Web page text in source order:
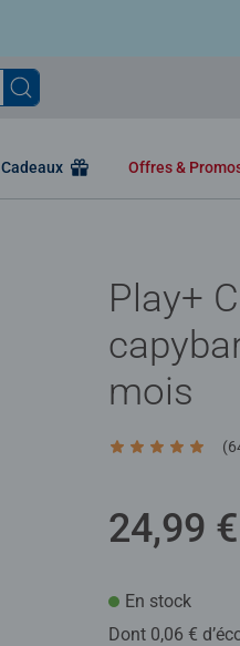
Cadeaux Offres &
Play+
mois
Average rating
24,99 €
En stock
Dont 0,06 €